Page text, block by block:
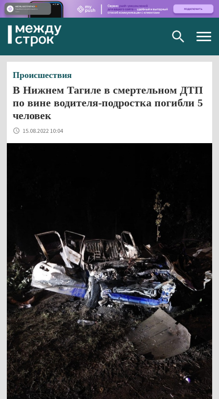
Происшествия
В Нижнем Тагиле в смертельном ДТП
по вине водителя-подростка погибли 5
человек
15.08.2022 10:04